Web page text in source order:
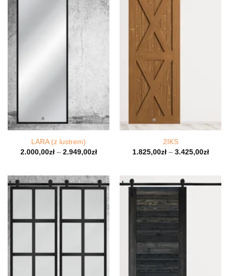
LARA (z lustrem)
2.000,00zł– 2.949,00zł
2IKS
1.825,00zł– 3.425,00zł